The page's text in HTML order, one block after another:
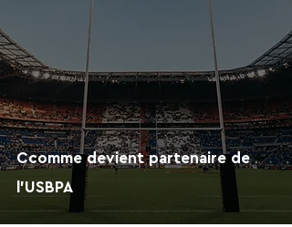
Ccomme devient partenaire de
l'USBPA